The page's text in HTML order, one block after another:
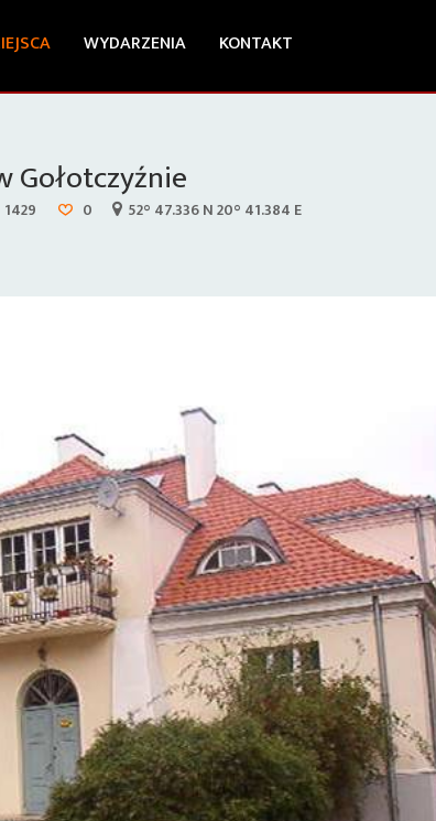
WYDARZENIA KONTAKT
Gołotczyźnie
1429 0 52° 47.336 N 20° 41.384 E